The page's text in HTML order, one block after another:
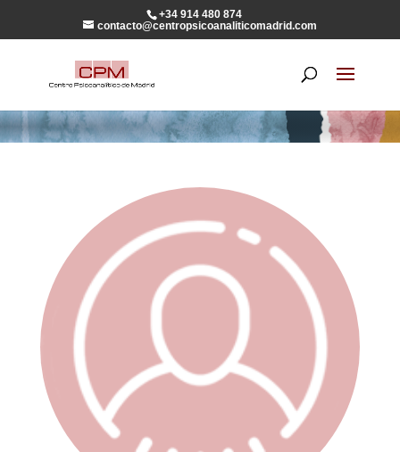
+34 914 480 874
contacto@centropsicoanaliticomadrid.com